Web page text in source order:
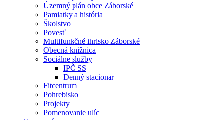
Územný plán obce Záborské
Pamiatky a história
Školstvo
Povesť
Multifunkčné ihrisko Záborské
Obecná knižnica
Sociálne služby
IPČ SS
Denný stacionár
Fitcentrum
Pohrebisko
Projekty
Pomenovanie ulíc